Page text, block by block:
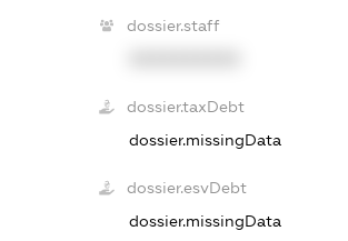
dossier.staff
dossier.taxDebt
dossier.missingData
dossier.esvDebt
dossier.missingData